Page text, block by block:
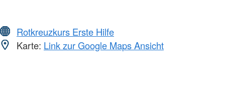
Rotkreuzkurs Erste Hilfe
Karte: Link zur Google Maps Ansicht